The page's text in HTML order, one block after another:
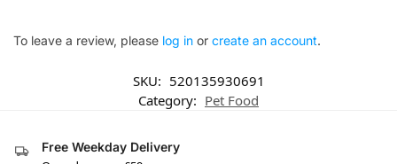
To leave a review, please log in or create an account.
SKU: 520135930691
Category: Pet Food
Free Weekday Delivery